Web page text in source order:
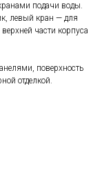
подачи воды.
левый кран — для
части корпуса
поверхность
отделкой.